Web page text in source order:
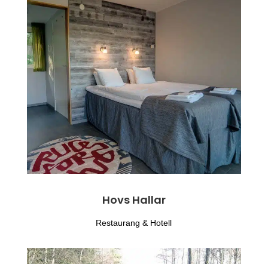
Hovs Hallar
Restaurang & Hotell